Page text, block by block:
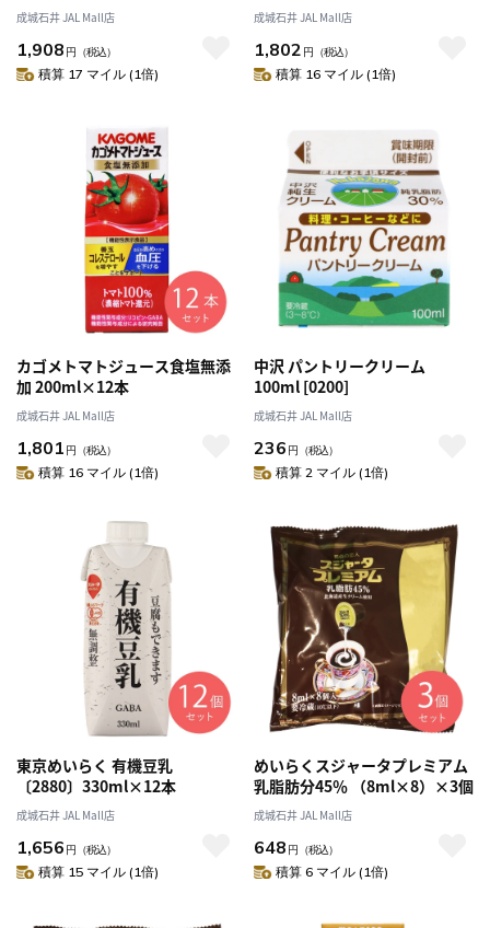
成城石井 JAL Mall店
1,908 円 （税込）
積算 17 マイル (1倍)
成城石井 JAL Mall店
1,802 円 （税込）
積算 16 マイル (1倍)
カゴメトマトジュース食塩無添
加 200ml×12本
成城石井 JAL Mall店
1,801 円 （税込）
積算 16 マイル (1倍)
中沢 パントリークリーム
100ml [0200]
成城石井 JAL Mall店
236 円 （税込）
積算 2 マイル (1倍)
東京めいらく 有機豆乳
〔2880〕330ml×12本
成城石井 JAL Mall店
1,656 円 （税込）
積算 15 マイル (1倍)
めいらくスジャータプレミアム
乳脂肪分45％ （8ml×8）×3個
成城石井 JAL Mall店
648 円 （税込）
積算 6 マイル (1倍)